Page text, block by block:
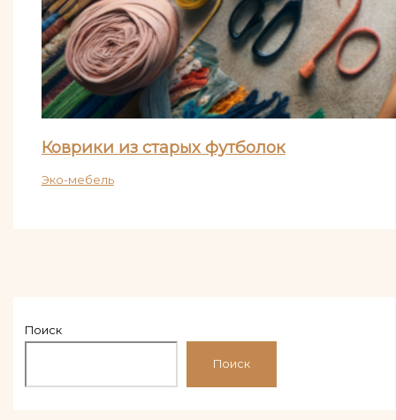
Поиск
Поиск
Коврики из старых футболок
Эко-мебель